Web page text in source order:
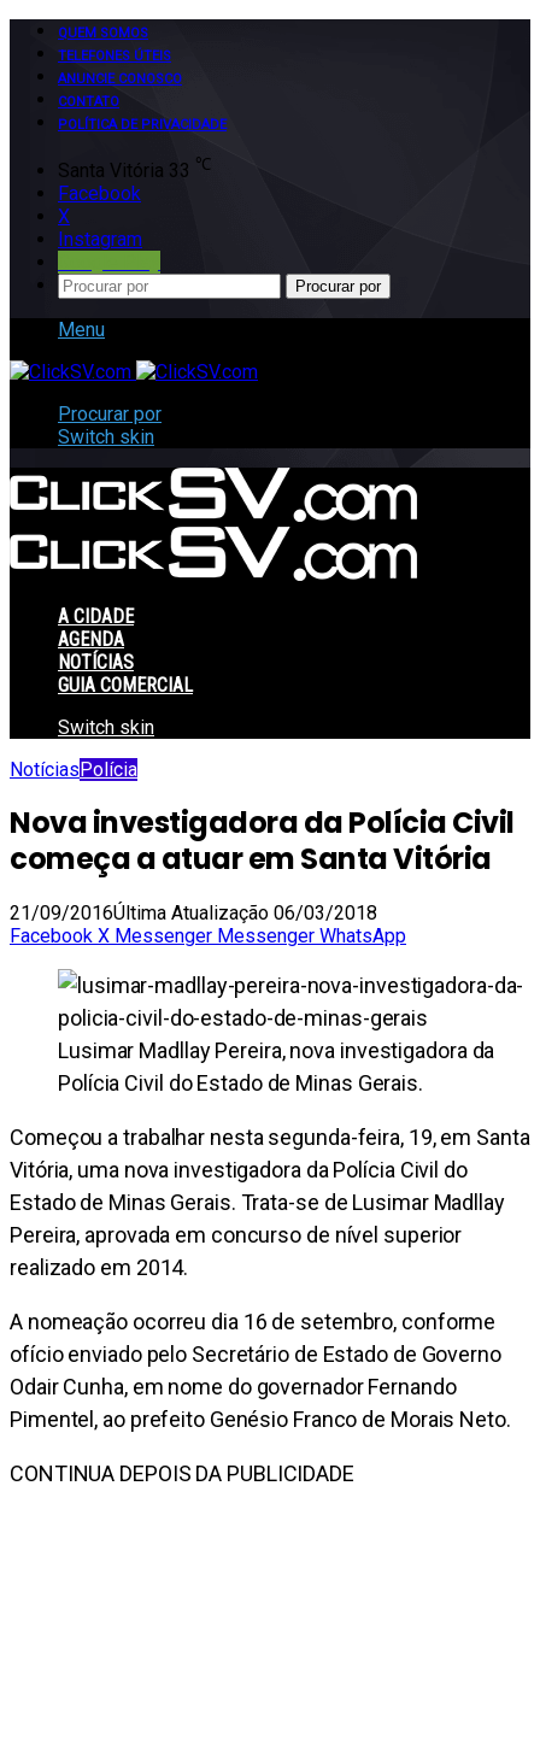
QUEM SOMOS
TELEFONES ÚTEIS
ANUNCIE CONOSCO
CONTATO
POLÍTICA DE PRIVACIDADE
Santa Vitória 33 ℃
Facebook
X
Instagram
Procurar por
Menu
Procurar por
Switch skin
A CIDADE
AGENDA
NOTÍCIAS
GUIA COMERCIAL
Switch skin
Notícias Polícia
Nova investigadora da Polícia Civil
começa a atuar em Santa Vitória
21/09/2016Última Atualização 06/03/2018
Facebook X Messenger Messenger WhatsApp
Lusimar Madllay Pereira, nova investigadora da
Polícia Civil do Estado de Minas Gerais.
Começou a trabalhar nesta segunda-feira, 19, em Santa
Vitória, uma nova investigadora da Polícia Civil do
Estado de Minas Gerais. Trata-se de Lusimar Madllay
Pereira, aprovada em concurso de nível superior
realizado em 2014.
A nomeação ocorreu dia 16 de setembro, conforme
ofício enviado pelo Secretário de Estado de Governo
Odair Cunha, em nome do governador Fernando
Pimentel, ao prefeito Genésio Franco de Morais Neto.
CONTINUA DEPOIS DA PUBLICIDADE